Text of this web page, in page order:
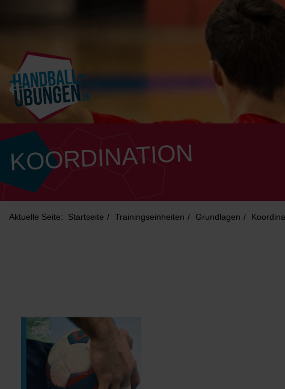
KOORDINATION
Aktuelle Seite: Startseite Trainingseinheiten Grundlagen